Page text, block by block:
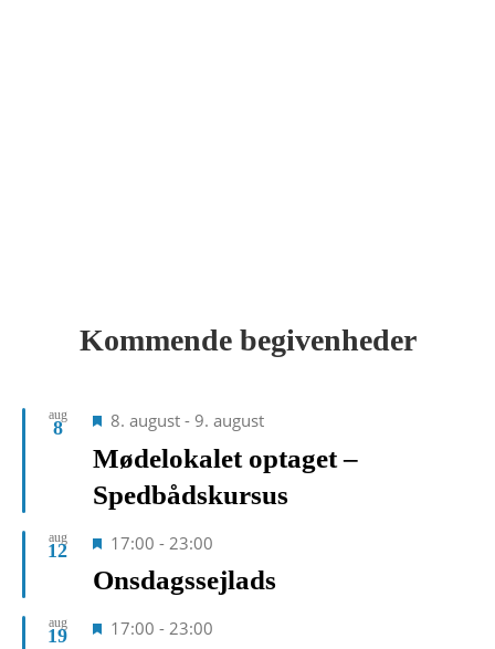
Kommende begivenheder
aug
8 Fremhævet
8. august-9. august
Mødelokalet optaget –
Spedbådskursus
aug
12 Fremhævet
17:00 -23:00
Onsdagssejlads
aug
19 Fremhævet
17:00 -23:00